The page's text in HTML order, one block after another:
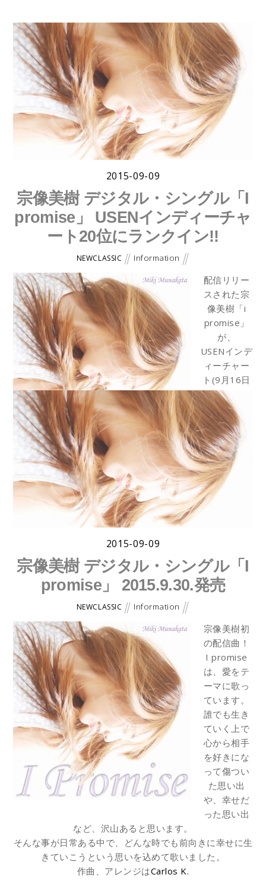
2015-09-09
宗像美樹 デジタル・シングル「I
promise」 USENインディーチャ
ート20位にランクイン!!
NEWCLASSIC Information
配信リリー
スされた宗
像美樹「i
promise」
が、
USENインデ
ィーチャー
ト(9月16日
付)で20位に
ランクイン
しました。
SPACE
SHOWER
MUSIC アーティストページ
宗像美樹 Twitter
2015-09-09
宗像美樹 デジタル・シングル「I
promise」 2015.9.30.発売
NEWCLASSIC Information
宗像美樹初
の配信曲！
I promise
は、愛をテ
ーマに歌っ
ています。
誰でも生き
ていく上で
心から相手
を好きにな
って傷つい
た思い出
や、幸せだ
った思い出
など、沢山あると思います。
そんな事が日常ある中で、どんな時でも前向きに幸せに生
きていこうという思いを込めて歌いました。
作曲、アレンジはCarlos K.